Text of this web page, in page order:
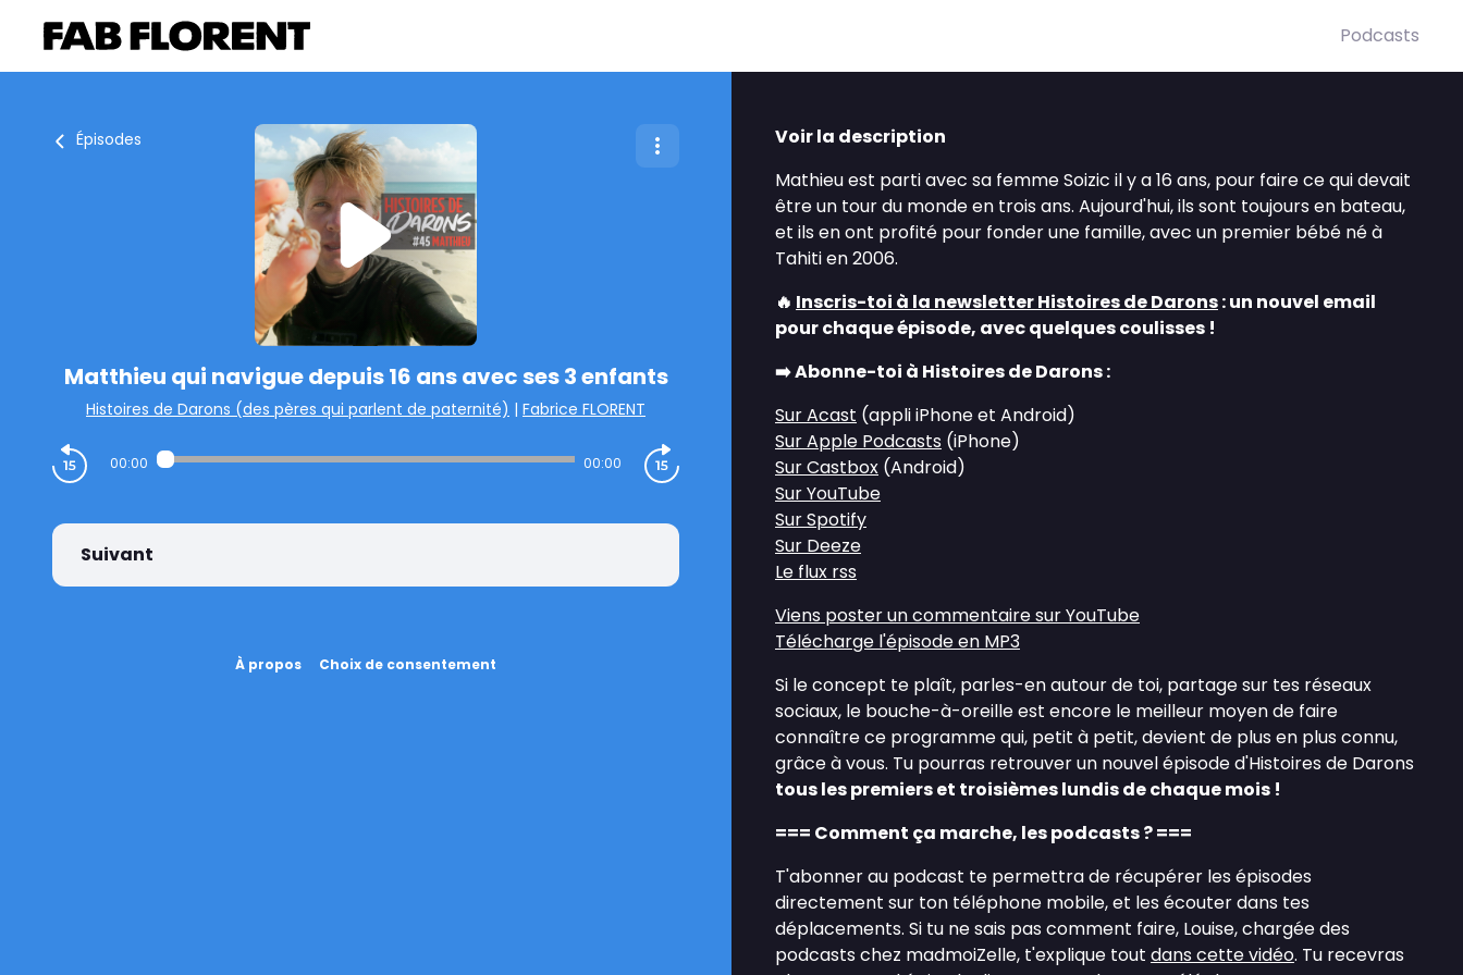
Podcasts
Épisodes
Matthieu qui navigue depuis 16 ans avec ses 3 enfants
Histoires de Darons (des pères qui parlent de paternité) | Fabrice FLORENT
00:00 00:00
Suivant
À propos Choix de consentement
Voir la description
Mathieu est parti avec sa femme Soizic il y a 16 ans, pour faire ce qui devait
être un tour du monde en trois ans. Aujourd'hui, ils sont toujours en bateau,
et ils en ont profité pour fonder une famille, avec un premier bébé né à
Tahiti en 2006.
🔥 Inscris-toi à la newsletter Histoires de Darons: un nouvel email
pour chaque épisode, avec quelques coulisses !
➡️ Abonne-toi à Histoires de Darons :
Sur Acast (appli iPhone et Android)
Sur Apple Podcasts (iPhone)
Sur Castbox (Android)
Sur YouTube
Sur Spotify
Sur Deeze
Le flux rss
Viens poster un commentaire sur YouTube
Télécharge l'épisode en MP3
Si le concept te plaît, parles-en autour de toi, partage sur tes réseaux
sociaux, le bouche-à-oreille est encore le meilleur moyen de faire
connaître ce programme qui, petit à petit, devient de plus en plus connu,
grâce à vous. Tu pourras retrouver un nouvel épisode d'Histoires de Darons
tous les premiers et troisièmes lundis de chaque mois !
=== Comment ça marche, les podcasts ? ===
T'abonner au podcast te permettra de récupérer les épisodes
directement sur ton téléphone mobile, et les écouter dans tes
déplacements. Si tu ne sais pas comment faire, Louise, chargée des
podcasts chez madmoiZelle, t'explique tout dans cette vidéo. Tu recevras